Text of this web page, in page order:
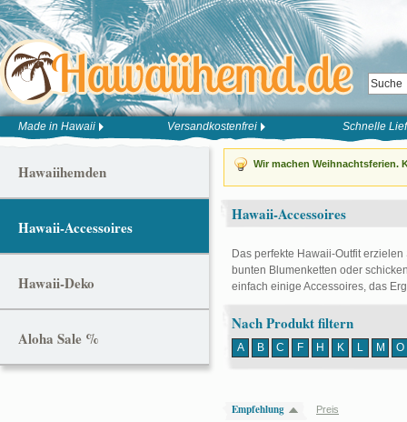
Made in Hawaii Versandkostenfrei Schnelle
Wir machen Weihnachtsferien.
Hawaii-Accessoires
Das perfekte Hawaii-Outfit
bunten Blumenketten oder
einfach einige Accessoires, das
Nach Produkt filtern
A B C F H K L M O
Empfehlung Preis
Hawaiihemden
Hawaii-Accessoires
Hawaii-Deko
Aloha Sale %